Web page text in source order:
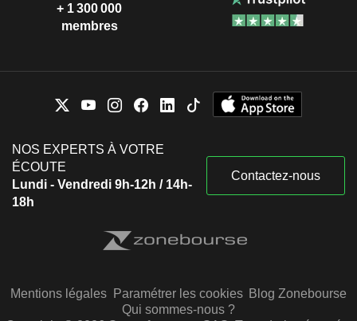
+ 1 300 000
membres
NOS EXPERTS À VOTRE
ÉCOUTE
Lundi - Vendredi 9h-12h / 14h-
18h
Contactez-nous
Mentions légales Paramétrer les cookies Blog Zonebourse
Qui sommes-nous ?